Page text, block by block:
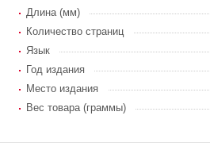
Длина (мм)
Количество страниц
Язык
Год издания
Место издания
Вес товара (граммы)